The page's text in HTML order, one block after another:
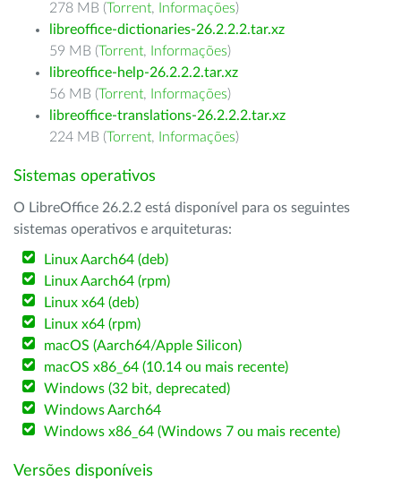
278 MB (Torrent, Informações)
libreoffice-dictionaries-26.2.2.2.tar.xz
59 MB (Torrent, Informações)
libreoffice-help-26.2.2.2.tar.xz
56 MB (Torrent, Informações)
libreoffice-translations-26.2.2.2.tar.xz
224 MB (Torrent, Informações)
Sistemas operativos
O LibreOffice 26.2.2 está disponível para os seguintes
sistemas operativos e arquiteturas:
Linux Aarch64 (deb)
Linux Aarch64 (rpm)
Linux x64 (deb)
Linux x64 (rpm)
macOS (Aarch64/Apple Silicon)
macOS x86_64 (10.14 ou mais recente)
Windows (32 bit, deprecated)
Windows Aarch64
Windows x86_64 (Windows 7 ou mais recente)
Versões disponíveis